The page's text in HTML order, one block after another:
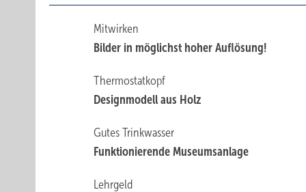
Mitwirken
Bilder in möglichst hoher Auflösung!
Thermostatkopf
Designmodell aus Holz
Gutes Trinkwasser
Funktionierende Museumsanlage
Lehrgeld